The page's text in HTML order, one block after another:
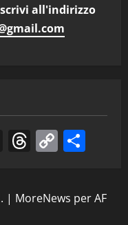
all'indirizzo
X Threads
Copy
| MoreNews per AF